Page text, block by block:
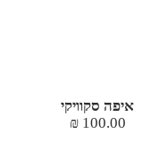
איפה סקוויקי
100.00
₪